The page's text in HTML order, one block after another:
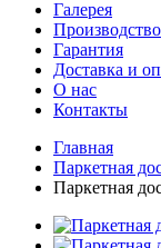
Галерея
Производство
Гарантия
Доставка и
О нас
Контакты
Главная
Паркетная
Паркетная